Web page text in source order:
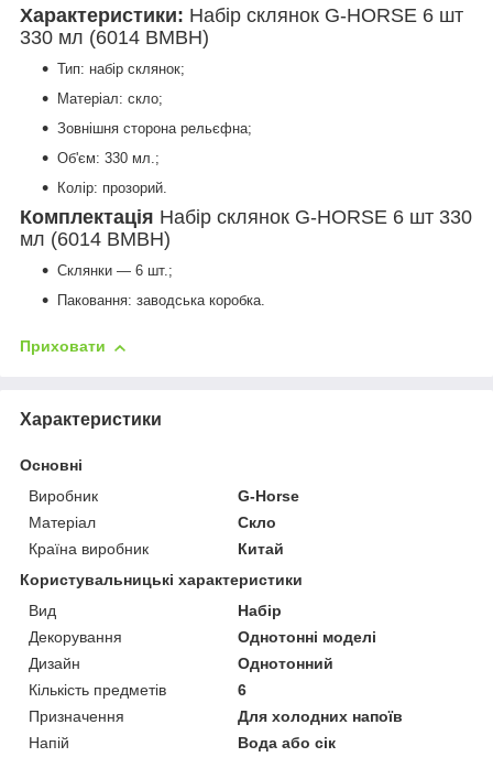
Характеристики: Набір склянок G-HORSE 6 шт
330 мл (6014 BMBH)
Тип: набір склянок;
Матеріал: скло;
Зовнішня сторона рельєфна;
Об'єм: 330 мл.;
Колір: прозорий.
Комплектація Набір склянок G-HORSE 6 шт 330
мл (6014 BMBH)
Склянки — 6 шт.;
Паковання: заводська коробка.
Приховати
Характеристики
Основні
Виробник
G-Horse
Матеріал
Скло
Країна виробник
Китай
Користувальницькі характеристики
Вид
Набір
Декорування
Однотонні моделі
Дизайн
Однотонний
Кількість предметів
6
Призначення
Для холодних напоїв
Напій
Вода або сік